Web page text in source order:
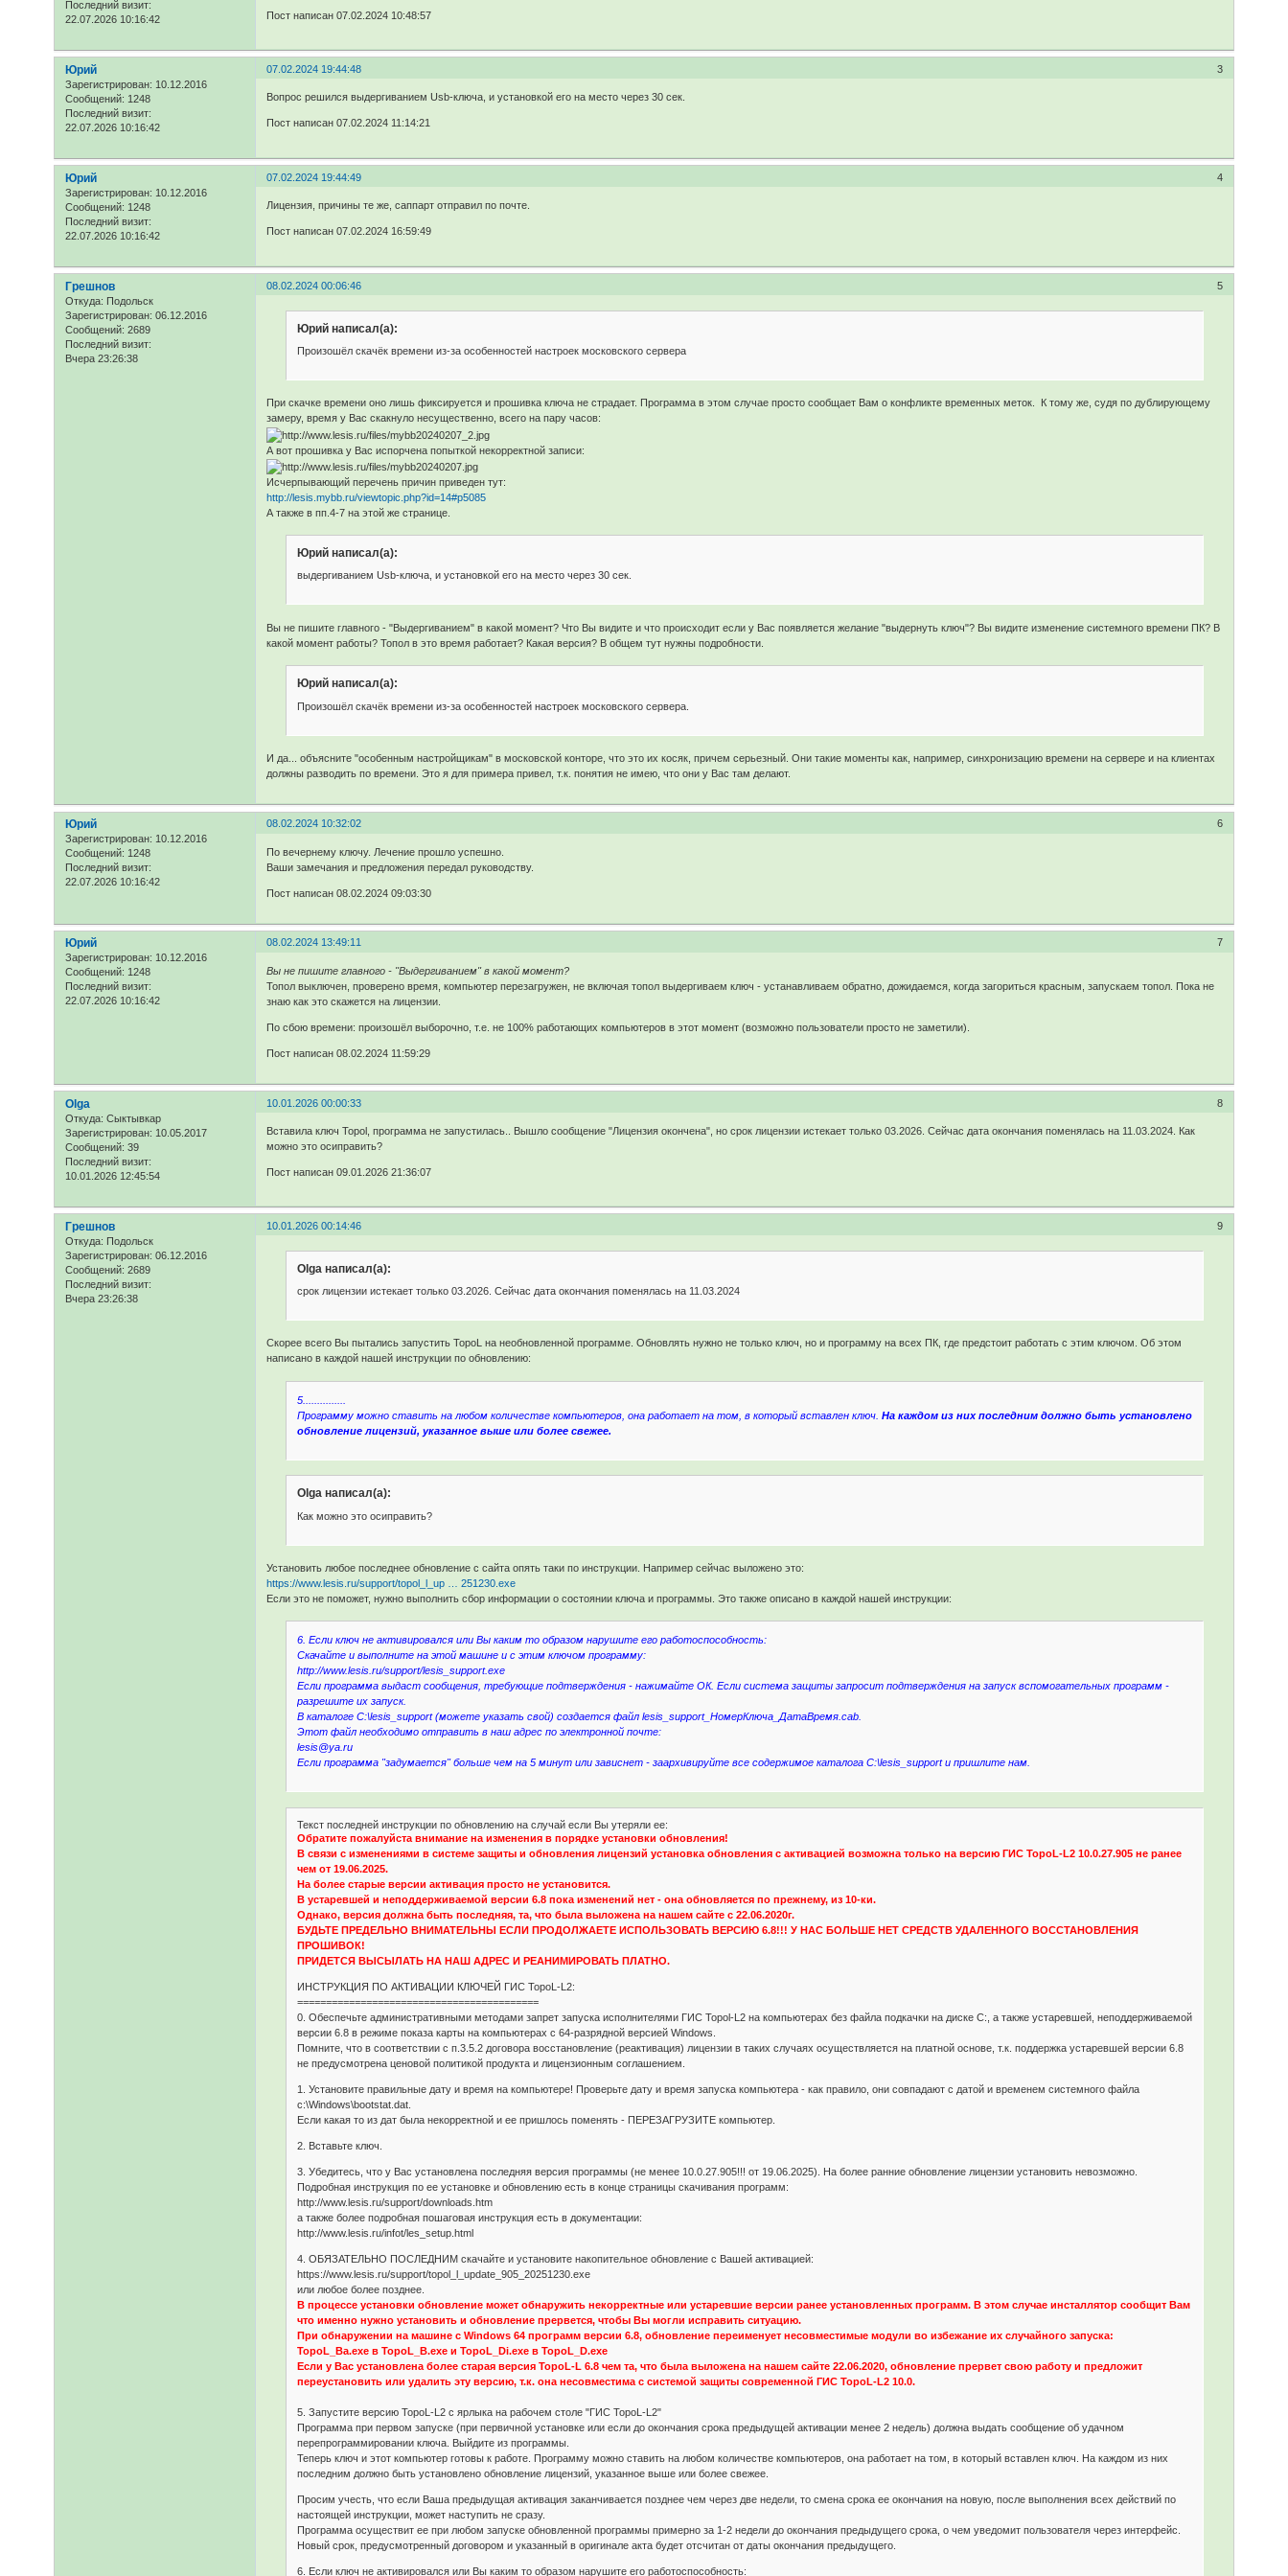
Последний визит:
22.07.2026 10:16:42
Пост написан 07.02.2024 10:48:57
3
07.02.2024 19:44:48
Юрий
Зарегистрирован: 10.12.2016
Сообщений: 1248
Последний визит:
22.07.2026 10:16:42
Вопрос решился выдергиванием Usb-ключа, и установкой его на место через 30 сек.
Пост написан 07.02.2024 11:14:21
4
07.02.2024 19:44:49
Юрий
Зарегистрирован: 10.12.2016
Сообщений: 1248
Последний визит:
22.07.2026 10:16:42
Лицензия, причины те же, саппарт отправил по почте.
Пост написан 07.02.2024 16:59:49
5
08.02.2024 00:06:46
Грешнов
Откуда: Подольск
Зарегистрирован: 06.12.2016
Сообщений: 2689
Последний визит:
Вчера 23:26:38
Юрий написал(а):
Произошёл скачёк времени из-за особенностей настроек московского сервера
При скачке времени оно лишь фиксируется и прошивка ключа не страдает. Программа в этом случае просто сообщает Вам о конфликте временных меток. К тому же, судя по дублирующему
замеру, время у Вас скакнуло несущественно, всего на пару часов:
А вот прошивка у Вас испорчена попыткой некорректной записи:
Исчерпывающий перечень причин приведен тут:
http://lesis.mybb.ru/viewtopic.php?id=14#p5085
А также в пп.4-7 на этой же странице.
Юрий написал(а):
выдергиванием Usb-ключа, и установкой его на место через 30 сек.
Вы не пишите главного - "Выдергиванием" в какой момент? Что Вы видите и что происходит если у Вас появляется желание "выдернуть ключ"? Вы видите изменение системного времени ПК? В
какой момент работы? Топол в это время работает? Какая версия? В общем тут нужны подробности.
Юрий написал(а):
Произошёл скачёк времени из-за особенностей настроек московского сервера.
И да... объясните "особенным настройщикам" в московской конторе, что это их косяк, причем серьезный. Они такие моменты как, например, синхронизацию времени на сервере и на клиентах
должны разводить по времени. Это я для примера привел, т.к. понятия не имею, что они у Вас там делают.
6
08.02.2024 10:32:02
Юрий
Зарегистрирован: 10.12.2016
Сообщений: 1248
Последний визит:
22.07.2026 10:16:42
По вечернему ключу. Лечение прошло успешно.
Ваши замечания и предложения передал руководству.
Пост написан 08.02.2024 09:03:30
7
08.02.2024 13:49:11
Юрий
Зарегистрирован: 10.12.2016
Сообщений: 1248
Последний визит:
22.07.2026 10:16:42
Вы не пишите главного - "Выдергиванием" в какой момент?
Топол выключен, проверено время, компьютер перезагружен, не включая топол выдергиваем ключ - устанавливаем обратно, дожидаемся, когда загориться красным, запускаем топол. Пока не
знаю как это скажется на лицензии.
По сбою времени: произошёл выборочно, т.е. не 100% работающих компьютеров в этот момент (возможно пользователи просто не заметили).
Пост написан 08.02.2024 11:59:29
8
10.01.2026 00:00:33
Olga
Откуда: Сыктывкар
Зарегистрирован: 10.05.2017
Сообщений: 39
Последний визит:
10.01.2026 12:45:54
Вставила ключ Topol, программа не запустилась.. Вышло сообщение "Лицензия окончена", но срок лицензии истекает только 03.2026. Сейчас дата окончания поменялась на 11.03.2024. Как
можно это осиправить?
Пост написан 09.01.2026 21:36:07
9
10.01.2026 00:14:46
Грешнов
Откуда: Подольск
Зарегистрирован: 06.12.2016
Сообщений: 2689
Последний визит:
Вчера 23:26:38
Olga написал(а):
срок лицензии истекает только 03.2026. Сейчас дата окончания поменялась на 11.03.2024
Скорее всего Вы пытались запустить TopoL на необновленной программе. Обновлять нужно не только ключ, но и программу на всех ПК, где предстоит работать с этим ключом. Об этом
написано в каждой нашей инструкции по обновлению:
5...............
Программу можно ставить на любом количестве компьютеров, она работает на том, в который вставлен ключ. На каждом из них последним должно быть установлено
обновление лицензий, указанное выше или более свежее.
Olga написал(а):
Как можно это осиправить?
Установить любое последнее обновление с сайта опять таки по инструкции. Например сейчас выложено это:
https://www.lesis.ru/support/topol_l_up … 251230.exe
Если это не поможет, нужно выполнить сбор информации о состоянии ключа и программы. Это также описано в каждой нашей инструкции:
6. Если ключ не активировался или Вы каким то образом нарушите его работоспособность:
Скачайте и выполните на этой машине и с этим ключом программу:
http://www.lesis.ru/support/lesis_support.exe
Если программа выдаст сообщения, требующие подтверждения - нажимайте ОК. Если система защиты запросит подтверждения на запуск вспомогательных программ -
разрешите их запуск.
В каталоге C:\lesis_support (можете указать свой) создается файл lesis_support_НомерКлюча_ДатаВремя.cab.
Этот файл необходимо отправить в наш адрес по электронной почте:
lesis@ya.ru
Если программа "задумается" больше чем на 5 минут или зависнет - заархивируйте все содержимое каталога C:\lesis_support и пришлите нам.
Текст последней инструкции по обновлению на случай если Вы утеряли ее:
Обратите пожалуйста внимание на изменения в порядке установки обновления!
В связи с изменениями в системе защиты и обновления лицензий установка обновления с активацией возможна только на версию ГИС TopoL-L2 10.0.27.905 не ранее
чем от 19.06.2025.
На более старые версии активация просто не установится.
В устаревшей и неподдерживаемой версии 6.8 пока изменений нет - она обновляется по прежнему, из 10-ки.
Однако, версия должна быть последняя, та, что была выложена на нашем сайте с 22.06.2020г.
БУДЬТЕ ПРЕДЕЛЬНО ВНИМАТЕЛЬНЫ ЕСЛИ ПРОДОЛЖАЕТЕ ИСПОЛЬЗОВАТЬ ВЕРСИЮ 6.8!!! У НАС БОЛЬШЕ НЕТ СРЕДСТВ УДАЛЕННОГО ВОССТАНОВЛЕНИЯ
ПРОШИВОК!
ПРИДЕТСЯ ВЫСЫЛАТЬ НА НАШ АДРЕС И РЕАНИМИРОВАТЬ ПЛАТНО.
ИНСТРУКЦИЯ ПО АКТИВАЦИИ КЛЮЧЕЙ ГИС TopoL-L2:
==========================================
0. Обеспечьте административными методами запрет запуска исполнителями ГИС Topol-L2 на компьютерах без файла подкачки на диске C:, а также устаревшей, неподдерживаемой
версии 6.8 в режиме показа карты на компьютерах с 64-разрядной версией Windows.
Помните, что в соответствии с п.3.5.2 договора восстановление (реактивация) лицензии в таких случаях осуществляется на платной основе, т.к. поддержка устаревшей версии 6.8
не предусмотрена ценовой политикой продукта и лицензионным соглашением.
1. Установите правильные дату и время на компьютере! Проверьте дату и время запуска компьютера - как правило, они совпадают с датой и временем системного файла
c:\Windows\bootstat.dat.
Если какая то из дат была некорректной и ее пришлось поменять - ПЕРЕЗАГРУЗИТЕ компьютер.
2. Вставьте ключ.
3. Убедитесь, что у Вас установлена последняя версия программы (не менее 10.0.27.905!!! от 19.06.2025). На более ранние обновление лицензии установить невозможно.
Подробная инструкция по ее установке и обновлению есть в конце страницы скачивания программ:
http://www.lesis.ru/support/downloads.htm
а также более подробная пошаговая инструкция есть в документации:
http://www.lesis.ru/infot/les_setup.html
4. ОБЯЗАТЕЛЬНО ПОСЛЕДНИМ скачайте и установите накопительное обновление с Вашей активацией:
https://www.lesis.ru/support/topol_l_update_905_20251230.exe
или любое более позднее.
В процессе установки обновление может обнаружить некорректные или устаревшие версии ранее установленных программ. В этом случае инсталлятор сообщит Вам
что именно нужно установить и обновление прервется, чтобы Вы могли исправить ситуацию.
При обнаружении на машине с Windows 64 программ версии 6.8, обновление переименует несовместимые модули во избежание их случайного запуска:
TopoL_Ba.exe в TopoL_B.exe и TopoL_Di.exe в TopoL_D.exe
Если у Вас установлена более старая версия TopoL-L 6.8 чем та, что была выложена на нашем сайте 22.06.2020, обновление прервет свою работу и предложит
переустановить или удалить эту версию, т.к. она несовместима с системой защиты современной ГИС TopoL-L2 10.0.
5. Запустите версию TopoL-L2 с ярлыка на рабочем столе "ГИС TopoL-L2"
Программа при первом запуске (при первичной установке или если до окончания срока предыдущей активации менее 2 недель) должна выдать сообщение об удачном
перепрограммировании ключа. Выйдите из программы.
Теперь ключ и этот компьютер готовы к работе. Программу можно ставить на любом количестве компьютеров, она работает на том, в который вставлен ключ. На каждом из них
последним должно быть установлено обновление лицензий, указанное выше или более свежее.
Просим учесть, что если Ваша предыдущая активация заканчивается позднее чем через две недели, то смена срока ее окончания на новую, после выполнения всех действий по
настоящей инструкции, может наступить не сразу.
Программа осуществит ее при любом запуске обновленной программы примерно за 1-2 недели до окончания предыдущего срока, о чем уведомит пользователя через интерфейс.
Новый срок, предусмотренный договором и указанный в оригинале акта будет отсчитан от даты окончания предыдущего.
6. Если ключ не активировался или Вы каким то образом нарушите его работоспособность: